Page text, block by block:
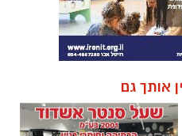
אותך גם